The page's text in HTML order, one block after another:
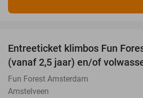
Entreeticket klimbos Fun
(vanaf 2,5 jaar) en/of
Fun Forest Amsterdam
Amstelveen